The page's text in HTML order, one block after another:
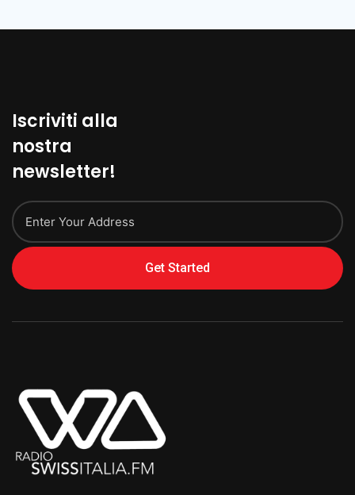
Iscriviti alla
nostra
newsletter!
Get Started